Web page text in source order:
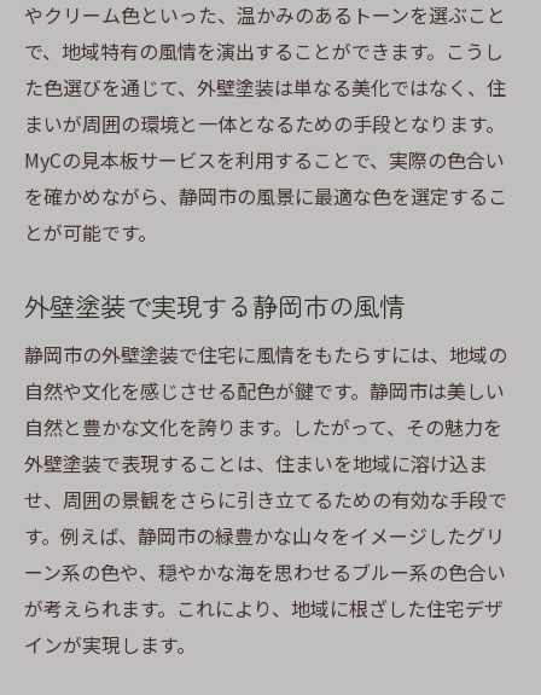
やクリーム色といった、温かみのあるトーンを選ぶこと
で、地域特有の風情を演出することができます。こうし
た色選びを通じて、外壁塗装は単なる美化ではなく、住
まいが周囲の環境と一体となるための手段となります。
MyCの見本板サービスを利用することで、実際の色合い
を確かめながら、静岡市の風景に最適な色を選定するこ
とが可能です。
外壁塗装で実現する静岡市の風情
静岡市の外壁塗装で住宅に風情をもたらすには、地域の
自然や文化を感じさせる配色が鍵です。静岡市は美しい
自然と豊かな文化を誇ります。したがって、その魅力を
外壁塗装で表現することは、住まいを地域に溶け込ま
せ、周囲の景観をさらに引き立てるための有効な手段で
す。例えば、静岡市の緑豊かな山々をイメージしたグリ
ーン系の色や、穏やかな海を思わせるブルー系の色合い
が考えられます。これにより、地域に根ざした住宅デザ
インが実現します。